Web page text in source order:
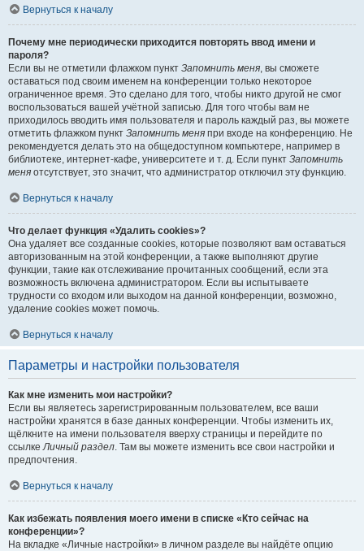
Вернуться к началу
Почему мне периодически приходится повторять ввод имени и
пароля?
Если вы не отметили флажком пункт Запомнить меня, вы сможете
оставаться под своим именем на конференции только некоторое
ограниченное время. Это сделано для того, чтобы никто другой не смог
воспользоваться вашей учётной записью. Для того чтобы вам не
приходилось вводить имя пользователя и пароль каждый раз, вы можете
отметить флажком пункт Запомнить меня при входе на конференцию. Не
рекомендуется делать это на общедоступном компьютере, например в
библиотеке, интернет-кафе, университете и т. д. Если пункт Запомнить
меня отсутствует, это значит, что администратор отключил эту функцию.
Вернуться к началу
Что делает функция «Удалить cookies»?
Она удаляет все созданные cookies, которые позволяют вам оставаться
авторизованным на этой конференции, а также выполняют другие
функции, такие как отслеживание прочитанных сообщений, если эта
возможность включена администратором. Если вы испытываете
трудности со входом или выходом на данной конференции, возможно,
удаление cookies может помочь.
Вернуться к началу
Параметры и настройки пользователя
Как мне изменить мои настройки?
Если вы являетесь зарегистрированным пользователем, все ваши
настройки хранятся в базе данных конференции. Чтобы изменить их,
щёлкните на имени пользователя вверху страницы и перейдите по
ссылкеЛичный раздел. Там вы можете изменить все свои настройки и
предпочтения.
Вернуться к началу
Как избежать появления моего имени в списке «Кто сейчас на
конференции»?
На вкладке «Личные настройки» в личном разделе вы найдёте опцию